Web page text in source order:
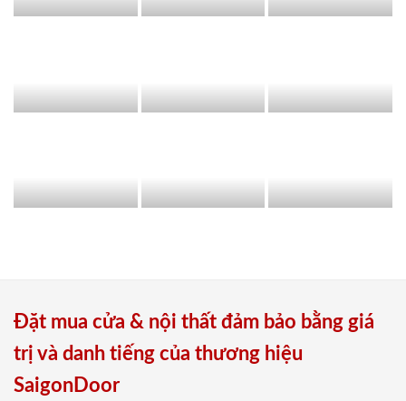
Đặt mua cửa & nội thất đảm bảo bằng giá
trị và danh tiếng của thương hiệu
SaigonDoor